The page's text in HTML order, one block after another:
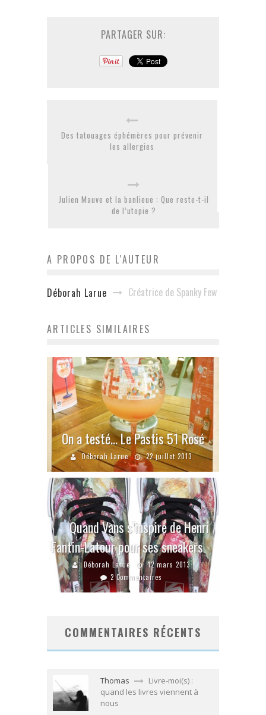
PARTAGER SUR:
Des tatouages éphémères pour prévenir
les allergies
Julien Mauve et la banlieue : Que reste-t-il
de l’utopie ?
A PROPOS DE L'AUTEUR
Déborah Larue Créatrice de Spanky Few
ARTICLES SIMILAIRES
On a testé… Le Pastis 51 Rosé
Déborah Larue 22 juillet 2013
Quand Vans s’inspire de Henri
Fantin-Latour pour ses sneakers
Déborah Larue
12 mars 2013
2 Commentaires
COMMENTAIRES RÉCENTS
Thomas
Livre-moi(s) :
quand les livres viennent à
nous